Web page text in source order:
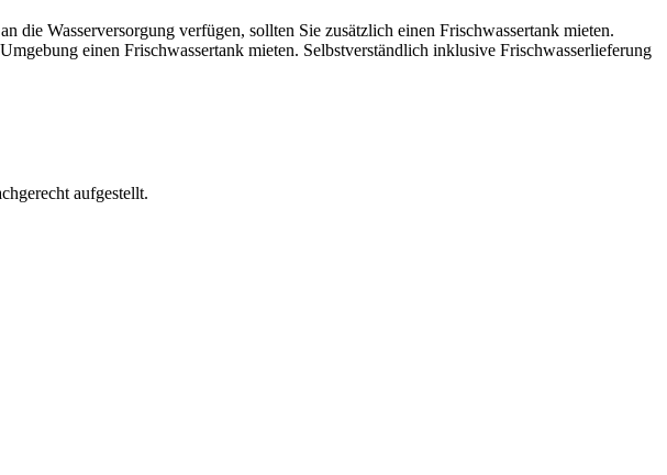
die Wasserversorgung verfügen, sollten Sie zusätzlich einen Frischwassertank mieten.
einen Frischwassertank mieten. Selbstverständlich inklusive Frischwasserlieferung
aufgestellt.